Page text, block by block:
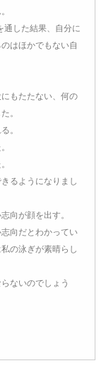
通した結果、自分に
はほかでもない自
もたたない、何の
。
。
るようになりまし
向が顔を出す。
向だとわかってい
の泳ぎが素晴らし
ないのでしょう